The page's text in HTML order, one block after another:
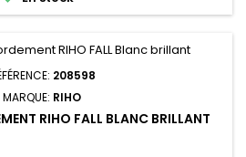
208598
MARQUE: RIHO
RIHO FALL BLANC BRILLANT